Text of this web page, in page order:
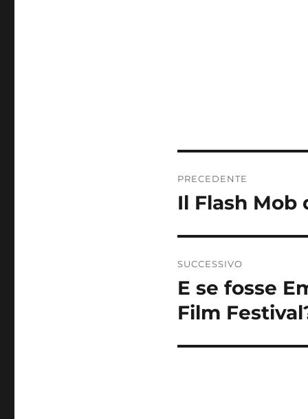
articoli
PRECEDENTE
Articolo
Il Flash Mob
SUCCESSIVO
Articolo
successivo:
E se fosse
Film